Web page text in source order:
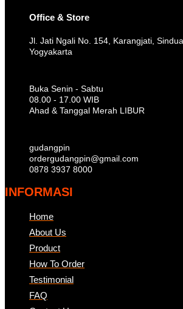
Office & Store
Jl. Jati Ngali No. 154, Karangjati,
Yogyakarta
Buka Senin - Sabtu
08.00 - 17.00 WIB
Ahad & Tanggal Merah LIBUR
gudangpin
ordergudangpin@gmail.com
0878 3937 8000
INFORMASI
Home
About Us
Product
How To Order
Testimonial
FAQ